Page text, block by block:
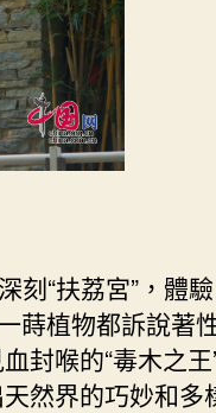
刻“扶荔宮”，體
蒔植物都訴說著
封喉的“毒木之王
然界的巧妙和多